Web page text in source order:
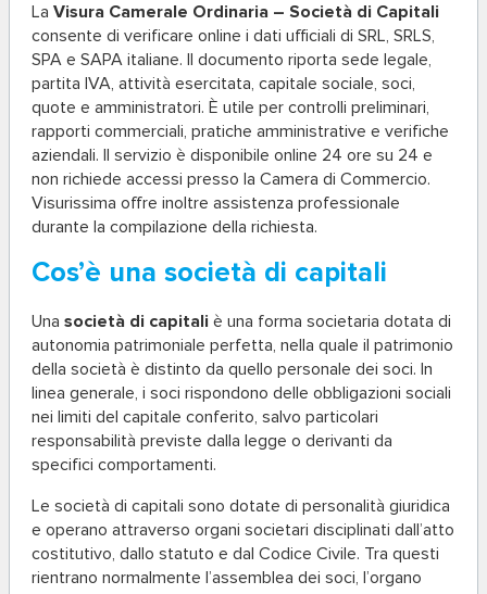
La Visura Camerale Ordinaria – Società di Capitali
consente di verificare online i dati ufficiali di SRL, SRLS,
SPA e SAPA italiane. Il documento riporta sede legale,
partita IVA, attività esercitata, capitale sociale, soci,
quote e amministratori. È utile per controlli preliminari,
rapporti commerciali, pratiche amministrative e verifiche
aziendali. Il servizio è disponibile online 24 ore su 24 e
non richiede accessi presso la Camera di Commercio.
Visurissima offre inoltre assistenza professionale
durante la compilazione della richiesta.
Cos’è una società di capitali
Una società di capitali è una forma societaria dotata di
autonomia patrimoniale perfetta, nella quale il patrimonio
della società è distinto da quello personale dei soci. In
linea generale, i soci rispondono delle obbligazioni sociali
nei limiti del capitale conferito, salvo particolari
responsabilità previste dalla legge o derivanti da
specifici comportamenti.
Le società di capitali sono dotate di personalità giuridica
e operano attraverso organi societari disciplinati dall’atto
costitutivo, dallo statuto e dal Codice Civile. Tra questi
rientrano normalmente l’assemblea dei soci, l’organo